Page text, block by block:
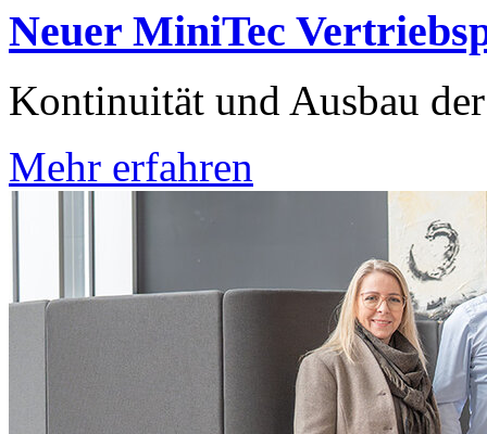
Neuer MiniTec
Kontinuität und Ausbau
Mehr erfahren